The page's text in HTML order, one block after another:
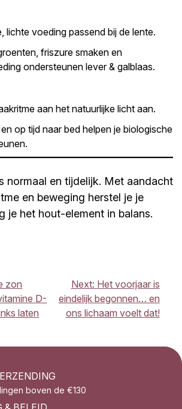
lichte voeding passend bij de lente.
friszure smaken en
ondersteunen lever & galblaas.
aan het natuurlijke licht aan.
op tijd naar bed helpen je biologische
normaal en tijdelijk. Met aandacht
en beweging herstel je je
je het hout-element in balans.
zon
D-
laten
Next: Het voorjaar is
eindelijk begonnen… en
ons lichaam voelt dat!
boven de €130